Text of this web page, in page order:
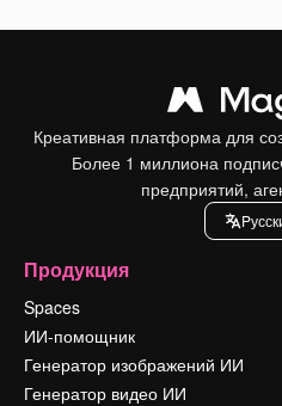
Креативная платформа для
Более 1 миллиона
предприятий,
Продукция
Spaces
ИИ-помощник
Генератор изображений ИИ
Генератор видео ИИ